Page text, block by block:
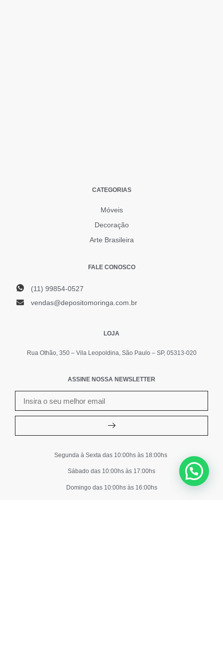
CATEGORIAS
Móveis
Decoração
Arte Brasileira
FALE CONOSCO
(11) 99854-0527
vendas@depositomoringa.com.br
LOJA
Rua Othão, 350 – Vila Leopoldina, São Paulo – SP, 05313-020
ASSINE NOSSA NEWSLETTER
Segunda à Sexta das 10:00hs às 18:00hs
Sábado das 10:00hs às 17:00hs
Domingo das 10:00hs às 16:00hs